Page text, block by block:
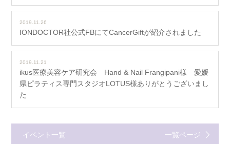
2019.11.26
IONDOCTOR社公式FBにてCancerGiftが紹介されました
2019.11.21
ikus医療美容ケア研究会 Hand & Nail Frangipani様 愛媛
県ピラティス専門スタジオLOTUS様ありがとうございまし
た
イベント一覧 一覧ページ